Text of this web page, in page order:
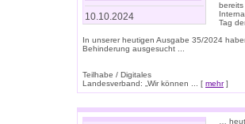
10.10.2024
bereits
Tag
In unserer heutigen Ausgabe 35/2024
Behinderung ausgesucht ...
Teilhabe / Digitales
Landesverband: „Wir können ... [ mehr]
…